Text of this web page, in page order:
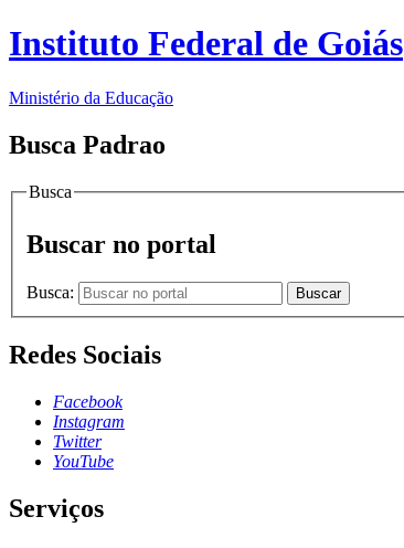
Instituto Federal de Goiás
Ministério da Educação
Busca Padrao
Busca
Buscar no portal
Busca: Buscar
Redes Sociais
Facebook
Instagram
Twitter
YouTube
Serviços